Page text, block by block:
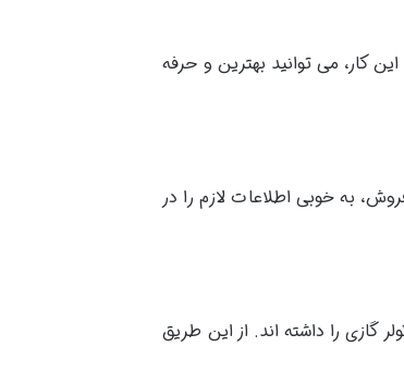
کار، می توانید بهترین و حرفه
به خوبی اطلاعات لازم را در
گازی را داشته اند. از این طریق